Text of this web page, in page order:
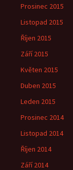
Prosinec 2015
Listopad 2015
Říjen 2015
Září 2015
Květen 2015
Duben 2015
Leden 2015
Prosinec 2014
Listopad 2014
Říjen 2014
Září 2014